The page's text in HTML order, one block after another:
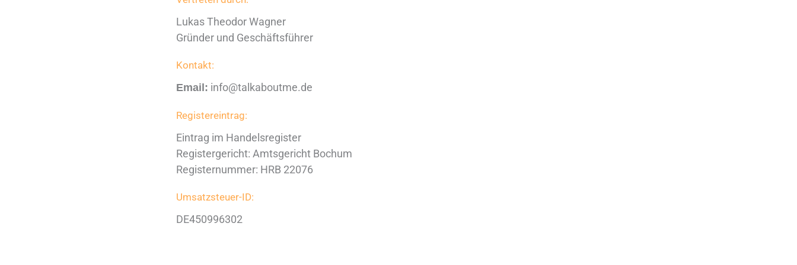
Lukas Theodor Wagner
Gründer und Geschäftsführer
Kontakt:
Email: info@talkaboutme.de
Registereintrag:
Eintrag im Handelsregister
Registergericht: Amtsgericht Bochum
Registernummer: HRB 22076
Umsatzsteuer-ID:
DE450996302